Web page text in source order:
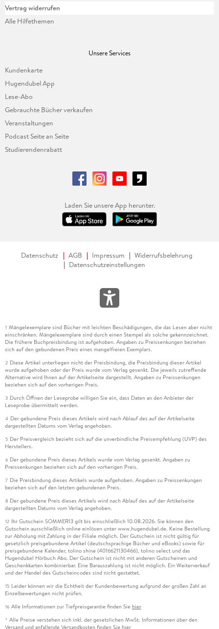
Vertrag widerrufen
Alle Hilfethemen
Unsere Services
Kundenkarte
Hugendubel App
Lese-Abo
Gebrauchte Bücher verkaufen
Veranstaltungen
Podcast Seite an Seite
Studierendenrabatt
Laden Sie unsere App herunter.
Datenschutz AGB Impressum
Widerrufsbelehrung
Datenschutzeinstellungen
1 Mängelexemplare sind Bücher mit leichten Beschädigungen, die das Lesen aber nicht
einschränken. Mängelexemplare sind durch einen Stempel als solche gekennzeichnet.
Die frühere Buchpreisbindung ist aufgehoben. Angaben zu Preissenkungen beziehen
sich auf den gebundenen Preis eines mangelfreien Exemplars.
2 Diese Artikel unterliegen nicht der Preisbindung, die Preisbindung dieser Artikel
wurde aufgehoben oder der Preis wurde vom Verlag gesenkt. Die jeweils zutreffende
Alternative wird Ihnen auf der Artikelseite dargestellt. Angaben zu Preissenkungen
beziehen sich auf den vorherigen Preis.
3 Durch Öffnen der Leseprobe willigen Sie ein, dass Daten an den Anbieter der
Leseprobe übermittelt werden.
4 Der gebundene Preis dieses Artikels wird nach Ablauf des auf der Artikelseite
dargestellten Datums vom Verlag angehoben.
5 Der Preisvergleich bezieht sich auf die unverbindliche Preisempfehlung (UVP) des
Herstellers.
6 Der gebundene Preis dieses Artikels wurde vom Verlag gesenkt. Angaben zu
Preissenkungen beziehen sich auf den vorherigen Preis.
7 Die Preisbindung dieses Artikels wurde aufgehoben. Angaben zu Preissenkungen
beziehen sich auf den letzten gebundenen Preis.
8 Der gebundene Preis dieses Artikels wird nach Ablauf des auf der Artikelseite
dargestellten Datums vom Verlag angehoben.
12 Ihr Gutschein SOMMER13 gilt bis einschließlich 10.08.2026. Sie können den
Gutschein ausschließlich online einlösen unter www.hugendubel.de. Keine Bestellung
zur Abholung mit Zahlung in der Filiale möglich. Der Gutschein ist nicht gültig für
gesetzlich preisgebundene Artikel (deutschsprachige Bücher und eBooks) sowie für
preisgebundene Kalender, tolino shine (4016621130466), tolino select und das
Hugendubel Hörbuch Abo. Der Gutschein ist nicht mit anderen Gutscheinen und
Geschenkkarten kombinierbar. Eine Barauszahlung ist nicht möglich. Ein Weiterverkauf
und der Handel des Gutscheincodes sind nicht gestattet.
15 Leider können wir die Echtheit der Kundenbewertung aufgrund der großen Zahl an
Einzelbewertungen nicht prüfen.
16 Alle Informationen zur Tiefpreisgarantie finden Sie hier
* Alle Preise verstehen sich inkl. der gesetzlichen MwSt. Informationen über den
Versand und anfallende Versandkosten finden Sie hier